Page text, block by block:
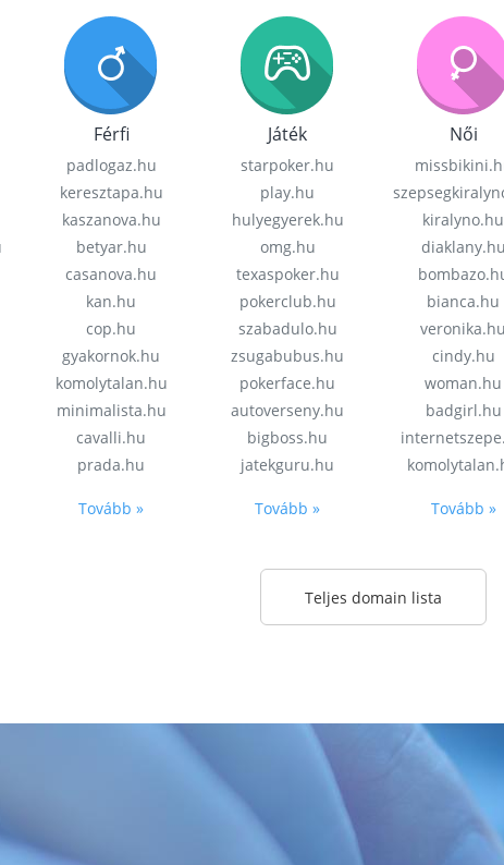
Férfi
padlogaz.hu
keresztapa.hu
kaszanova.hu
betyar.hu
casanova.hu
kan.hu
cop.hu
gyakornok.hu
komolytalan.hu
minimalista.hu
cavalli.hu
prada.hu
Tovább »
Játék
starpoker.hu
play.hu
hulyegyerek.hu
omg.hu
texaspoker.hu
pokerclub.hu
szabadulo.hu
zsugabubus.hu
pokerface.hu
autoverseny.hu
bigboss.hu
jatekguru.hu
Tovább »
Női
kiralyno.hu
diaklany.hu
bianca.hu
veronika.hu
cindy.hu
woman.hu
badgirl.hu
Tovább »
Teljes domain lista